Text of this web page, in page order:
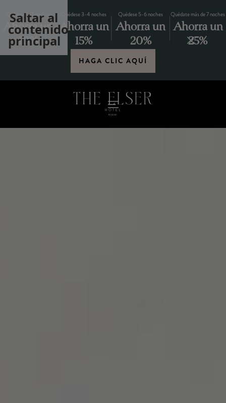
Saltar al
contenido
principal
Quédese 1-2 noches
Ahorra un
10%
Quédese 3-4 noches
Ahorra un
15%
Quédese 5-6 noches
Ahorra un
20%
Quédate más de 7 noches
Ahorra un
25%
HAGA CLIC AQUÍ